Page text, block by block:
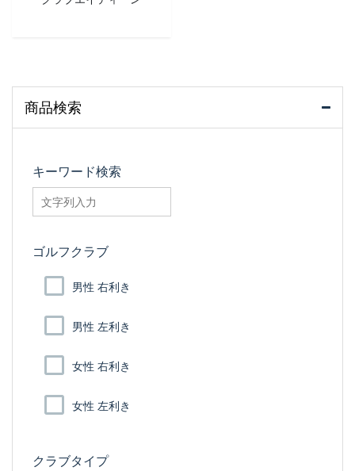
商品検索
キーワード検索
searchfilter_pro
ゴルフクラブ
男性 右利き
男性 左利き
女性 右利き
女性 左利き
クラブタイプ